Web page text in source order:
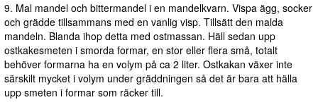
9. Mal mandel och bittermandel i en mandelkvarn. Vispa ägg, socker
och grädde tillsammans med en vanlig visp. Tillsätt den malda
mandeln. Blanda ihop detta med ostmassan. Häll sedan upp
ostkakesmeten i smorda formar, en stor eller flera små, totalt
behöver formarna ha en volym på ca 2 liter. Ostkakan växer inte
särskilt mycket i volym under gräddningen så det är bara att hälla
upp smeten i formar som räcker till.